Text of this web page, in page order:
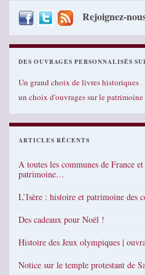
Rejoignez-
DES OUVRAGES PERSONNALISÉS
Un grand choix de livres historiques
un choix d'ouvrages sur le patrimoine
ARTICLES RÉCENTS
A toutes les communes de France
patrimoine…
L’Isère : histoire et patrimoine des
Des cadeaux pour Noël !
Histoire des Jeux olympiques |
Notice sur le temple protestant de